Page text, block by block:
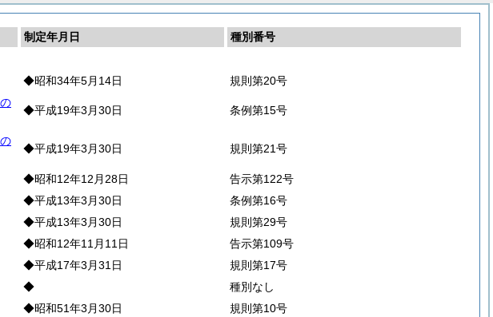
制定年月日
種別番号
◆昭和34年5月14日
規則第20号
◆平成19年3月30日 条例第15号
◆平成19年3月30日 規則第21号
◆昭和12年12月28日
告示第122号
◆平成13年3月30日
条例第16号
◆平成13年3月30日
規則第29号
◆昭和12年11月11日
告示第109号
◆平成17年3月31日
規則第17号
◆
種別なし
◆昭和51年3月30日
規則第10号